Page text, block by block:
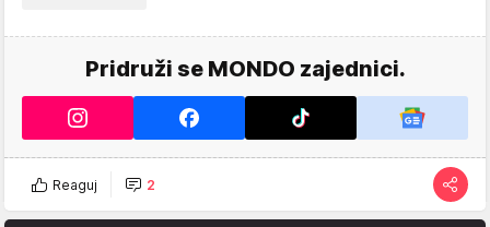
Pridruži se MONDO zajednici.
Reaguj 2